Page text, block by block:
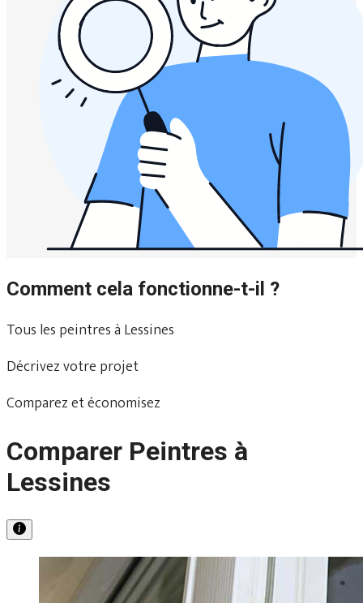
Comment cela fonctionne-t-il ?
Tous les peintres à Lessines
Décrivez votre projet
Comparez et économisez
Comparer Peintres à
Lessines